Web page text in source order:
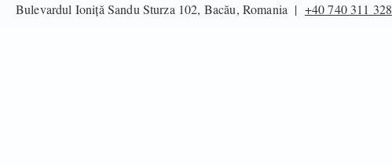
Bulevardul Ioniță Sandu Sturza 102, Bacău, Romania | +40 740 311 328